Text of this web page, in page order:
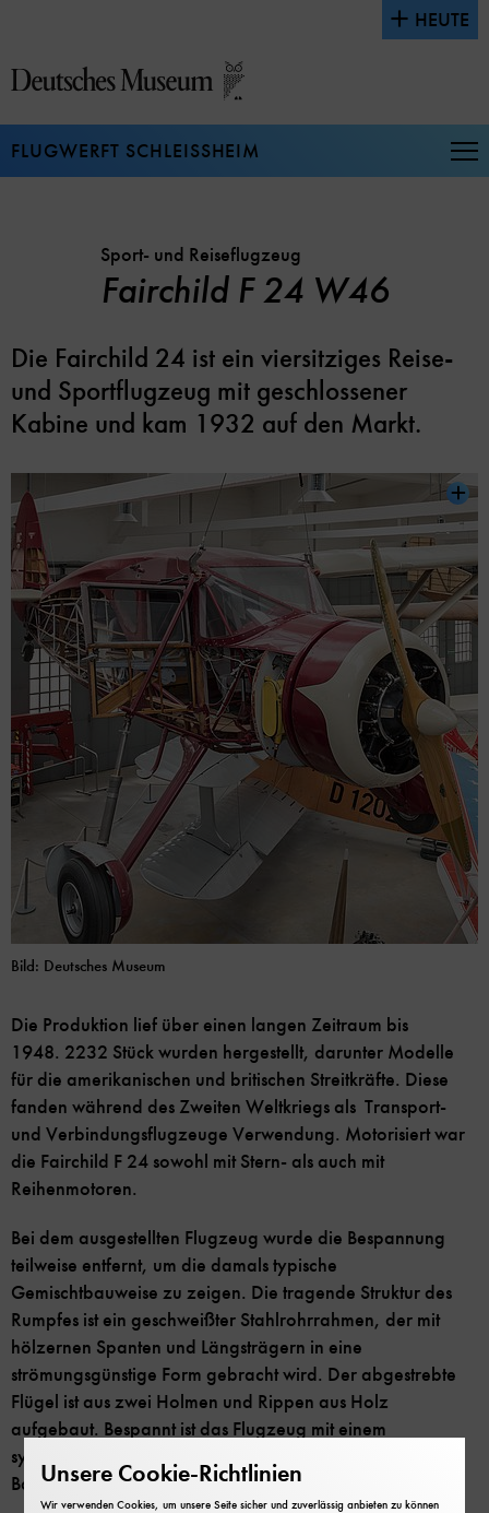
Seiteninhalt
springen
HEUTE
FLUGWERFT SCHLEISSHEIM
Sport- und Reiseflugzeug
Fairchild F 24 W46
Die Fairchild 24 ist ein viersitziges Reise-
und Sportflugzeug mit geschlossener
Kabine und kam 1932 auf den Markt.
Bild: Deutsches Museum
Die Produktion lief über einen langen Zeitraum bis
1948. 2232 Stück wurden hergestellt, darunter Modelle
für die amerikanischen und britischen Streitkräfte. Diese
fanden während des Zweiten Weltkriegs als Transport-
und Verbindungsflugzeuge Verwendung. Motorisiert war
die Fairchild F 24 sowohl mit Stern- als auch mit
Reihenmotoren.
Bei dem ausgestellten Flugzeug wurde die Bespannung
teilweise entfernt, um die damals typische
Gemischtbauweise zu zeigen. Die tragende Struktur des
Rumpfes ist ein geschweißter Stahlrohrrahmen, der mit
hölzernen Spanten und Längsträgern in eine
strömungsgünstige Form gebracht wird. Der abgestrebte
Flügel ist aus zwei Holmen und Rippen aus Holz
aufgebaut. Bespannt ist das Flugzeug mit einem
synthetischen Gewebe (Ceconite). Früher wurde dafür
Baumwollstoff verwendet.
Unsere Cookie-Richtlinien
Wir verwenden Cookies, um unsere Seite sicher und zuverlässig anbieten zu können